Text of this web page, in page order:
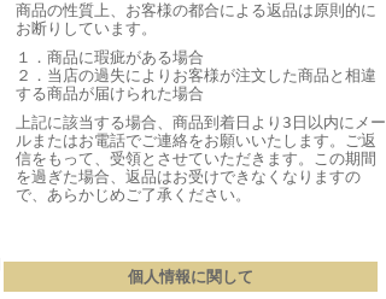
商品の性質上、お客様の都合による返品は原則的に
お断りしています。
１．商品に瑕疵がある場合
２．当店の過失によりお客様が注文した商品と相違
する商品が届けられた場合
上記に該当する場合、商品到着日より3日以内にメー
ルまたはお電話でご連絡をお願いいたします。ご返
信をもって、受領とさせていただきます。この期間
を過ぎた場合、返品はお受けできなくなりますの
で、あらかじめご了承ください。
個人情報に関して